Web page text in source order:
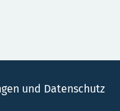
und Datenschutz